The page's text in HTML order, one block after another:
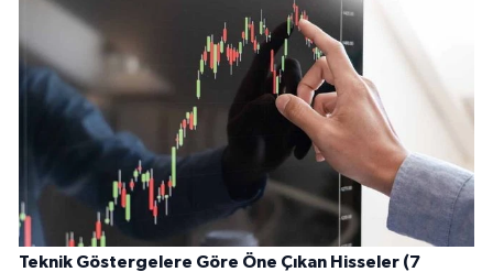
Teknik Göstergelere Göre Öne Çıkan Hisseler (7